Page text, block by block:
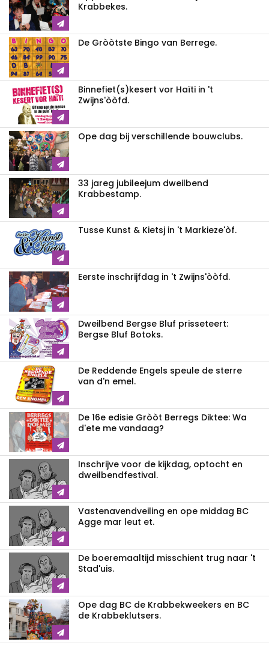
Krabbekes.
De Gròòtste Bingo van Berrege.
Binnefiet(s)kesert vor Haïti in 't
Zwijns'òòfd.
Ope dag bij verschillende bouwclubs.
33 jareg jubileejum dweilbend
Krabbestamp.
Tusse Kunst & Kietsj in 't Markieze'òf.
Eerste inschrijfdag in 't Zwijns'òòfd.
Dweilbend Bergse Bluf prisseteert:
Bergse Bluf Botoks.
De Reddende Engels speule de sterre
van d'n emel.
De 16e edisie Gròòt Berregs Diktee: Wa
d'ete me vandaag?
Inschrijve voor de kijkdag, optocht en
dweilbendfestival.
Vastenavendveiling en ope middag BC
Agge mar leut et.
De boeremaaltijd misschient trug naar 't
Stad'uis.
Ope dag BC de Krabbekweekers en BC
de Krabbeklutsers.